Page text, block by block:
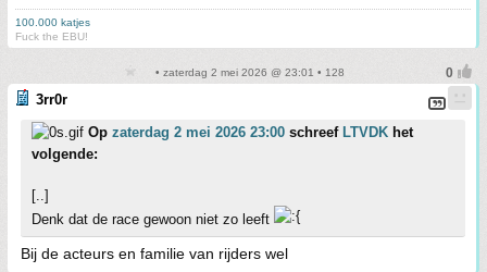
100.000 katjes
Fuck the EBU!
• zaterdag 2 mei 2026 @ 23:01 • 128
3rr0r
Op zaterdag 2 mei 2026 23:00 schreef LTVDK het
volgende:
[..]
Denk dat de race gewoon niet zo leeft
Bij de acteurs en familie van rijders wel